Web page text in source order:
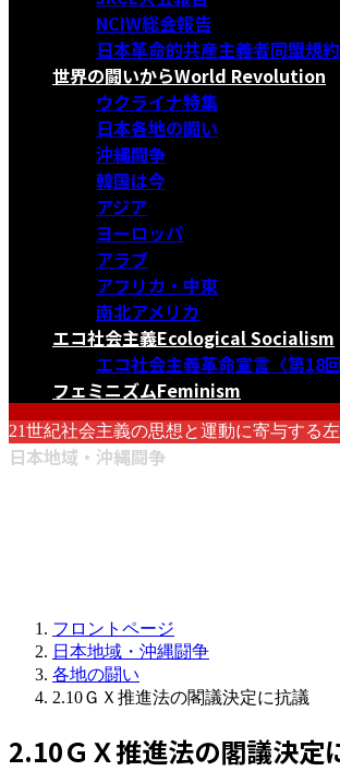
NCIW総会報告
日本革命的共産主義者同盟規約
世界の闘いからWorld Revolution
ウクライナ特集
日本各地の闘い
沖縄闘争
韓国は今
アジア
ヨーロッパ
アラブ
アフリカ・中東
南北アメリカ
エコ社会主義Ecological Socialism
エコ社会主義革命宣言〈第18
フェミニズムFeminism
21世紀社会主義の思想と運動に寄与する
日本地域・沖縄闘争
フロントページ
日本地域・沖縄闘争
各地の闘い
2.10ＧＸ推進法の閣議決定に抗議
2.10ＧＸ推進法の閣議決定